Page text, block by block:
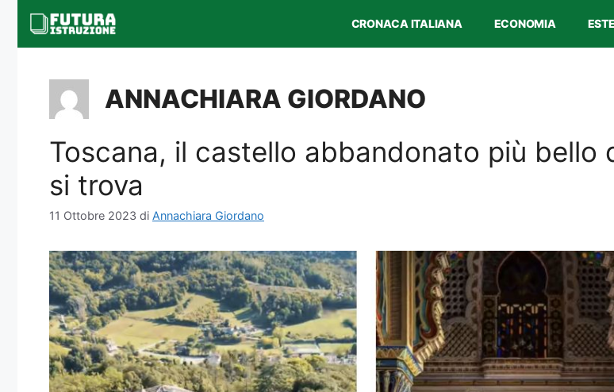
contenuto
CRONACA ITALIANA ECONOMIA
ANNACHIARA GIORDANO
Toscana, il castello abbandonato più
si trova
11 Ottobre 2023 di Annachiara Giordano